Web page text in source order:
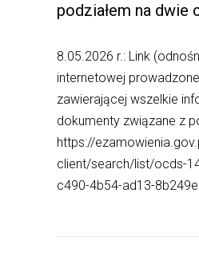
podziałem na dwie
8.05.2026 r.: Link
internetowej
zawierającej wszelkie
dokumenty związane z
https://
client/search/list/ocds-
c490-4b54-ad13-